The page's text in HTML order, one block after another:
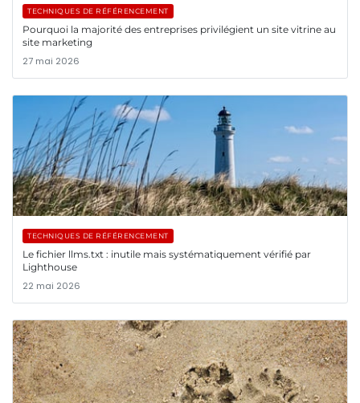
TECHNIQUES DE RÉFÉRENCEMENT
Pourquoi la majorité des entreprises privilégient un site vitrine au
site marketing
27 mai 2026
TECHNIQUES DE RÉFÉRENCEMENT
Le fichier llms.txt : inutile mais systématiquement vérifié par
Lighthouse
22 mai 2026